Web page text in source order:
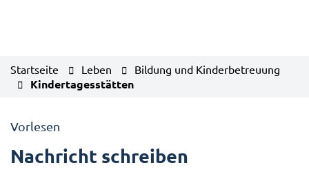
Startseite Leben Bildung und Kinderbetreuung
Kindertagesstätten
Vorlesen
Nachricht schreiben